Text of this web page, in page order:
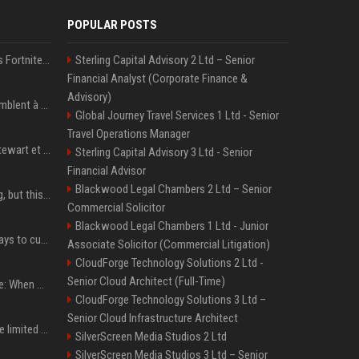
Kai Cenat débarque dans Fortnite avec un skin Icon Series, révélation ce 18 août
« Ses convictions ressemblent à celles d’un Américain moyen » : Joe Rogan, le roi des podcasteurs, faiseur d’opinion débridé
Team USA avec Clark, Stewart et Wilson
New AirPods are coming, but this is one of the best deals yet on AirPods Pro 3
iOS 27 adds four new ways to customize your iPhone’s Lock Screen
iPhone 18 Pro event date: When Apple announced its event over the last six years
iPhone 18 Pro could have limited availability right after launch: report
POPULAR POSTS
Sterling Capital Advisory 2 Ltd – Senior
Financial Analyst (Corporate Finance &
Advisory)
Global Journey Travel Services 1 Ltd - Senior
Travel Operations Manager
Sterling Capital Advisory 3 Ltd - Senior
Financial Advisor
Blackwood Legal Chambers 2 Ltd – Senior
Commercial Solicitor
Blackwood Legal Chambers 1 Ltd - Junior
Associate Solicitor (Commercial Litigation)
CloudForge Technology Solutions 2 Ltd -
Senior Cloud Architect (Full-Time)
CloudForge Technology Solutions 3 Ltd –
Senior Cloud Infrastructure Architect
SilverScreen Media Studios 2 Ltd
SilverScreen Media Studios 3 Ltd – Senior